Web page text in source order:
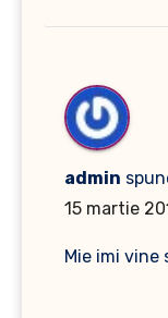
admin
15 martie
Mie imi vine